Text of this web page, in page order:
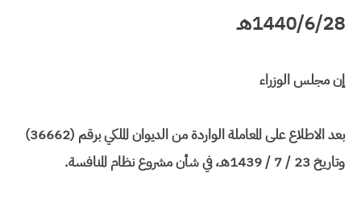
1440/6/28هـ
إن مجلس الوزراء
بعد الاطلاع على المعاملة الواردة من الديوان الملكي برقم (36662)
وتاريخ 23 / 7 / 1439هـ، في شأن مشروع نظام المنافسة.